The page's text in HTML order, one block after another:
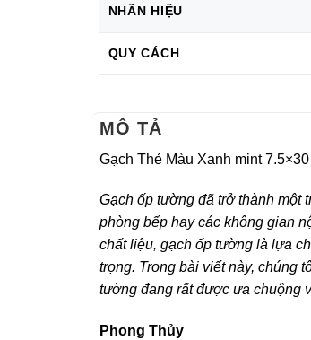
NHÃN HIỆU
QUY CÁCH
MÔ TẢ
Gạch Thẻ Màu Xanh mint
Gạch ốp tường đã trở thành một
phòng bếp hay các không gian
chất liệu, gạch ốp tường là lựa
trọng. Trong bài viết này, chúng
tường đang rất được ưa chuộng
Phong Thủy